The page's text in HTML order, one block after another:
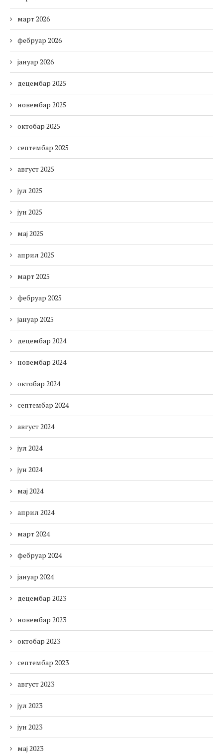
март 2026
фебруар 2026
јануар 2026
децембар 2025
новембар 2025
октобар 2025
септембар 2025
август 2025
јул 2025
јун 2025
мај 2025
април 2025
март 2025
фебруар 2025
јануар 2025
децембар 2024
новембар 2024
октобар 2024
септембар 2024
август 2024
јул 2024
јун 2024
мај 2024
април 2024
март 2024
фебруар 2024
јануар 2024
децембар 2023
новембар 2023
октобар 2023
септембар 2023
август 2023
јул 2023
јун 2023
мај 2023